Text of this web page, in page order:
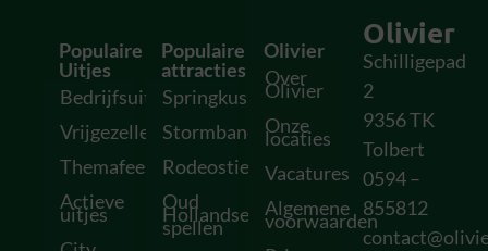
Populaire
Uitjes
Bedrijfsuitjes
Vrijgezellenfeesten
Themafeesten
Actieve
uitjes
Populaire
attracties
Springkussens
Stormbanen
Rodeostieren
Oud
Hollandse
spellen
Olivier
Over
Olivier
Onze
locaties
Vacatures
Algemene
voorwaarden
Olivier
Schilligepad
2
9356 TK
Tolbert
0594 –
855812